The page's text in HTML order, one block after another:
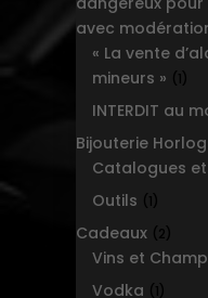
avec
« La vente
mineurs »
11
INTERDIT au
Bijouterie
Catalogues
Outils 11
product
Cadeaux 22
Vins et
Vodka 11